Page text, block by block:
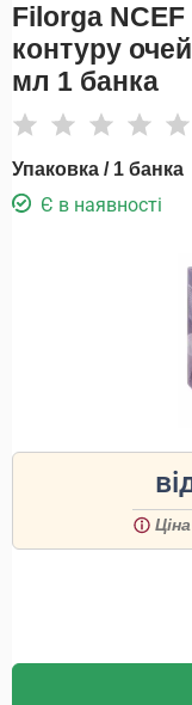
Filorga
контуру
мл 1 банка
Упаковка / 1 банка
Є в наявності